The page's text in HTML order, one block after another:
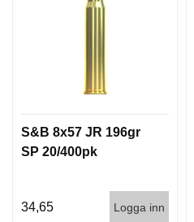
S&B 8x57 JR 196gr
SP 20/400pk
34,65 Logga inn